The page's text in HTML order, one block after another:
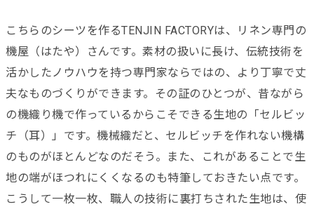
こちらのシーツを作るTENJIN FACTORYは、リネン専門の
機屋（はたや）さんです。素材の扱いに長け、伝統技術を
活かしたノウハウを持つ専門家ならではの、より丁寧で丈
夫なものづくりができます。その証のひとつが、昔ながら
の機織り機で作っているからこそできる生地の「セルビッ
チ（耳）」です。機械織だと、セルビッチを作れない機構
のものがほとんどなのだそう。また、これがあることで生
地の端がほつれにくくなるのも特筆しておきたい点です。
こうして一枚一枚、職人の技術に裏打ちされた生地は、使